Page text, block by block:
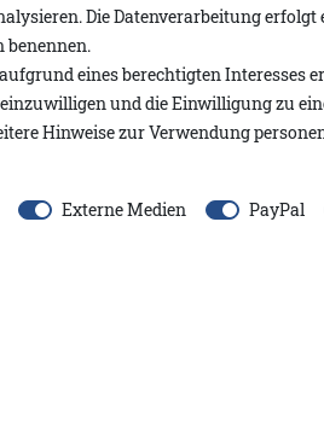
und einer praktischen Kapuze. Der
und Wolle sorgt für ein
gerade Schnitt mit Bindegürtel
Nähten erhält sie zusätzliche
Die Datenverarbeitung
benennen.
eines berechtigten Interesses
und die Einwilligung zu
Hinweise zur Verwendung
Externe Medien PayPal